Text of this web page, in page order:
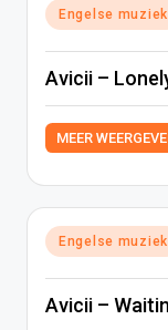
Geplaatst
in
Engelse muziek
Avicii –
MEER
Geplaatst
in
Engelse muziek
Avicii –